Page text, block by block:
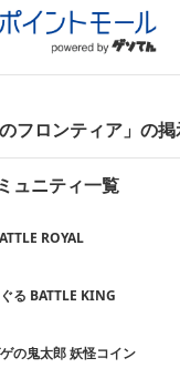
のフロンティア」の
ュニティ一覧
ROYAL
る BATTLE KING
の鬼太郎 妖怪コイン